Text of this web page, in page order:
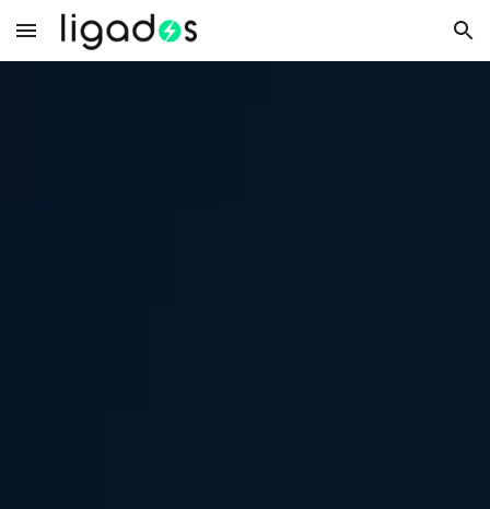
Skip to main content Skip to navigation